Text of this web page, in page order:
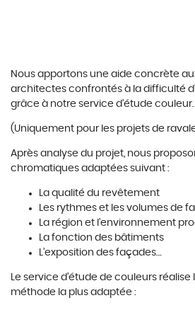
Nous apportons une aide concrète
architectes confrontés à la difficulté
grâce à notre service d’étude couleur.
(Uniquement pour les projets de
Après analyse du projet, nous
chromatiques adaptées suivant :
La qualité du revêtement
Les rythmes et les volumes de
La région et l’environnement
La fonction des bâtiments
L’exposition des façades…
Le service d’étude de couleurs
méthode la plus adaptée :